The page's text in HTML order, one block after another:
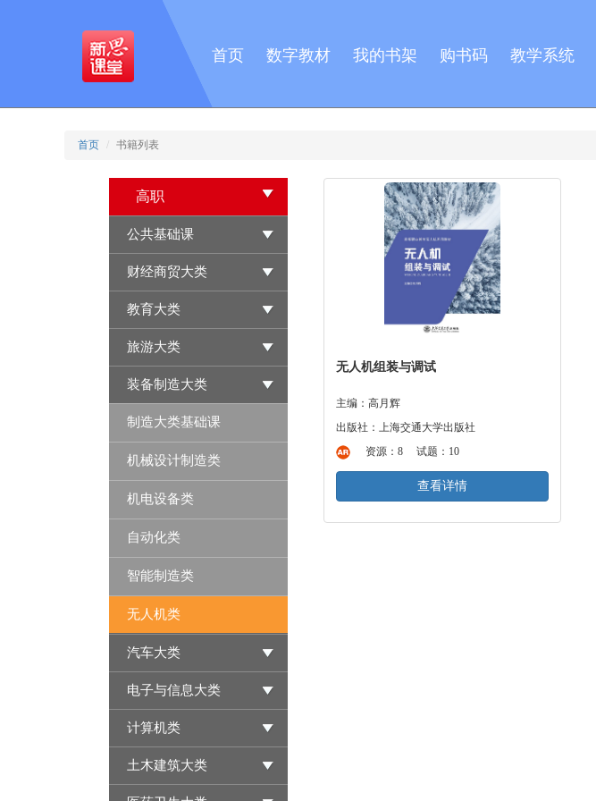
首页 数字教材 我的书架 购书码 教学系统
首页 书籍列表
高职
公共基础课
财经商贸大类
教育大类
旅游大类
装备制造大类
制造大类基础课
机械设计制造类
机电设备类
自动化类
智能制造类
无人机类
汽车大类
电子与信息大类
计算机类
土木建筑大类
无人机组装与调试
主编：高月辉
出版社：上海交通大学出版社
资源：8 试题：10
查看详情